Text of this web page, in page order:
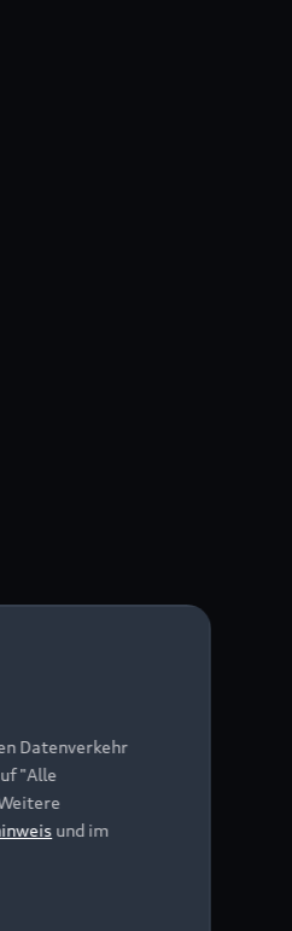
Datenverkehr
"Alle
und im